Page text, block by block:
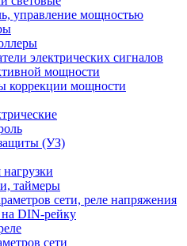
управление мощностью
электрических сигналов
мощности
коррекции мощности
(УЗ)
таймеры
сети, реле напряжения
DIN-рейку
сети